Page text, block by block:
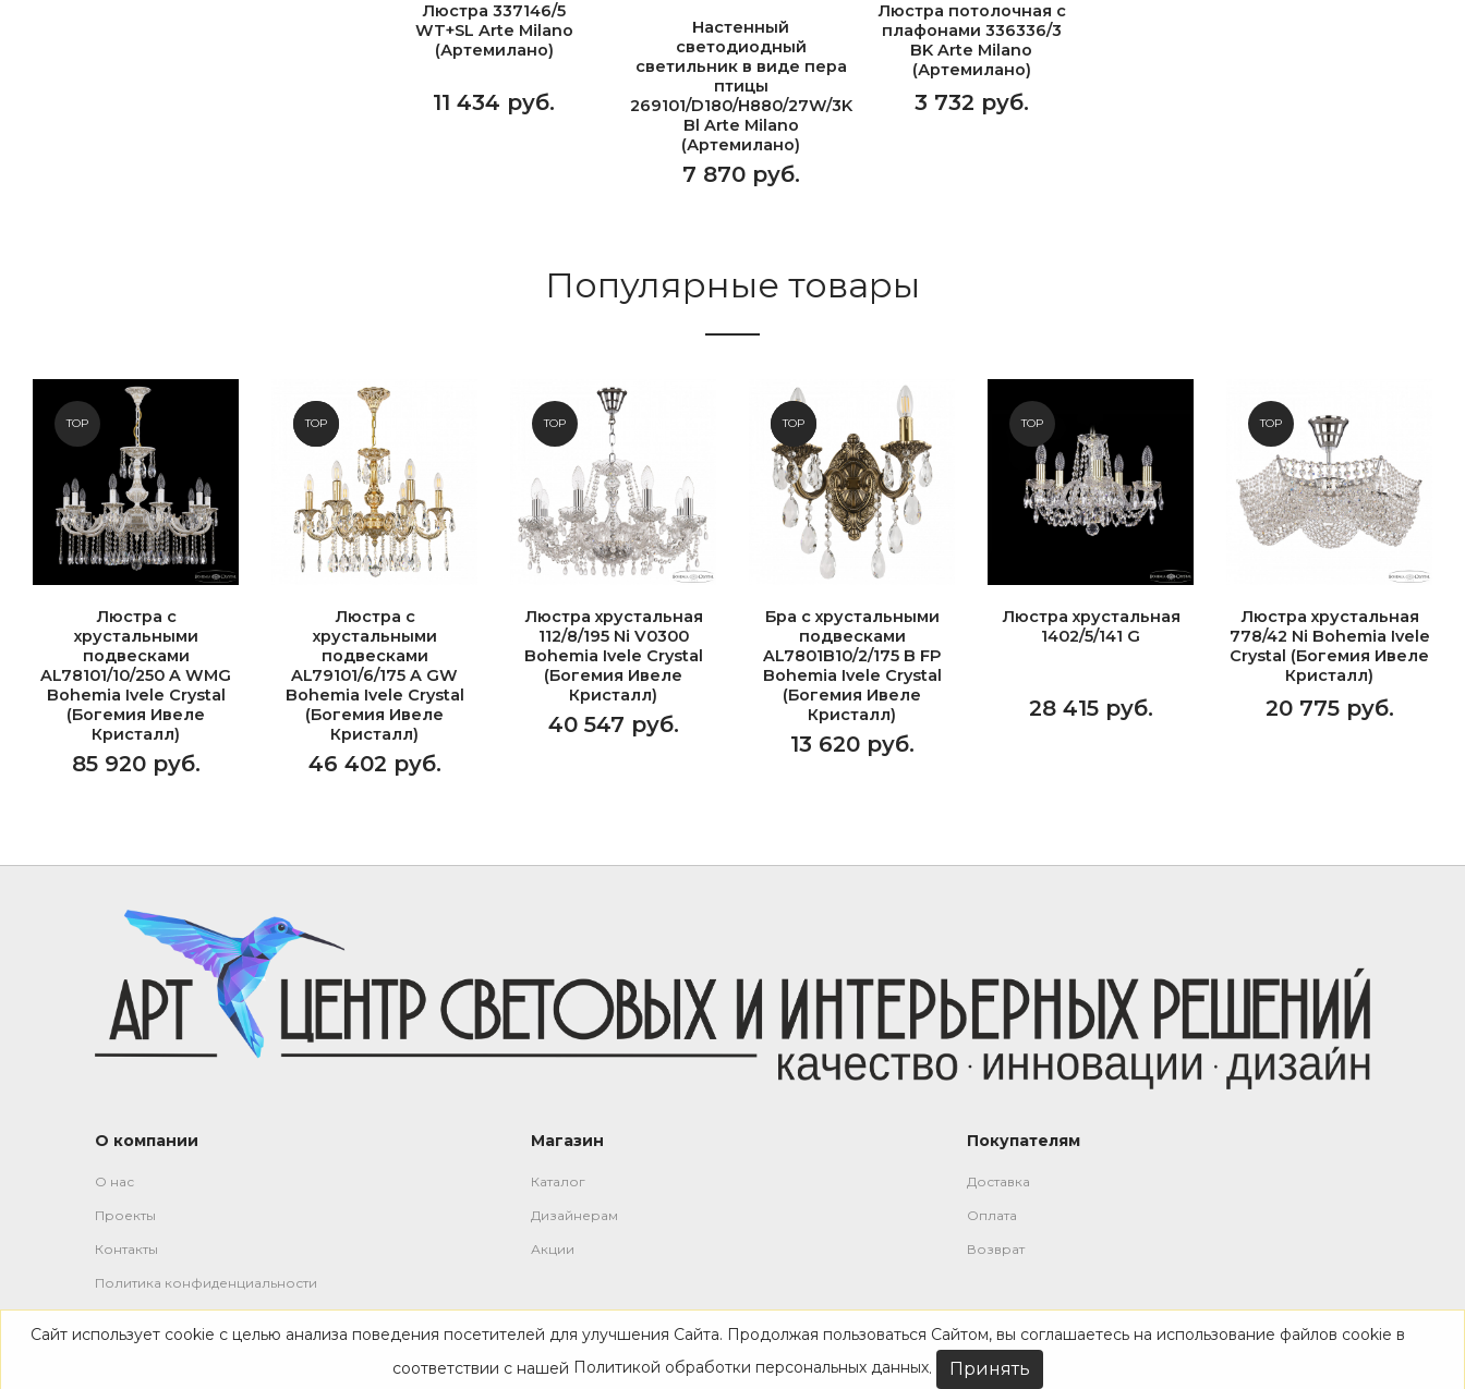
Люстра 337146/5
WT+SL Arte Milano
(Артемилано)
11 434 руб.
Настенный
светодиодный
светильник в виде пера
птицы
269101/D180/H880/27W/3K
Bl Arte Milano
(Артемилано)
7 870 руб.
Люстра потолочная с
плафонами 336336/3
BK Arte Milano
(Артемилано)
3 732 руб.
Популярные товары
TOP
Люстра с
хрустальными
подвесками
AL78101/10/250 A WMG
Bohemia Ivele Crystal
(Богемия Ивеле
Кристалл)
85 920 руб.
NEW
TOP
Люстра с
хрустальными
подвесками
AL79101/6/175 A GW
Bohemia Ivele Crystal
(Богемия Ивеле
Кристалл)
46 402 руб.
TOP
Люстра хрустальная
112/8/195 Ni V0300
Bohemia Ivele Crystal
(Богемия Ивеле
Кристалл)
40 547 руб.
NEW
TOP
Бра с хрустальными
подвесками
AL7801B10/2/175 B FP
Bohemia Ivele Crystal
(Богемия Ивеле
Кристалл)
13 620 руб.
TOP
Люстра хрустальная
1402/5/141 G
28 415 руб.
TOP
Люстра хрустальная
778/42 Ni Bohemia Ivele
Crystal (Богемия Ивеле
Кристалл)
20 775 руб.
О компании
О нас
Проекты
Контакты
Политика конфиденциальности
Магазин
Каталог
Дизайнерам
Акции
Покупателям
Доставка
Оплата
Возврат
Сайт использует cookie с целью анализа поведения посетителей для улучшения Сайта. Продолжая пользоваться Сайтом, вы соглашаетесь на использование файлов cookie в
соответствии с нашей Политикой обработки персональных данных. Принять